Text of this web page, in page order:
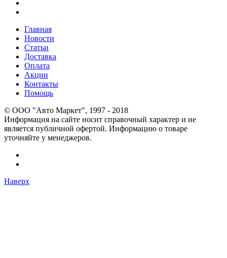
Главная
Новости
Статьи
Доставка
Оплата
Акции
Контакты
Помощь
© OOO "Авто Маркет", 1997 - 2018
Информация на сайте носит справочный характер и не
является публичной офертой. Информацию о товаре
уточняйте у менеджеров.
Наверх